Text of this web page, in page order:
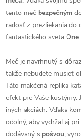
tento meč bezpečným
radosť z prezliekania do
fantastického sveta One
Meč je navrhnutý s
takže nebudete musieť
Táto mäkčená replika
efekt pre Vaše kostýmy.
iných akciách. Vďaka
odolný, aby vydržal aj
dodávaný s pošvou,